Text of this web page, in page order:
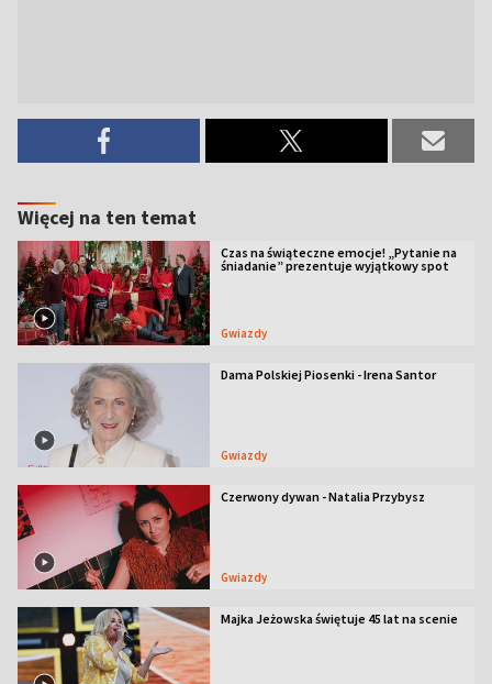
Więcej na ten temat
Czas na świąteczne emocje! „Pytanie na
śniadanie” prezentuje wyjątkowy spot
Gwiazdy
Dama Polskiej Piosenki - Irena Santor
Gwiazdy
Czerwony dywan - Natalia Przybysz
Gwiazdy
Majka Jeżowska świętuje 45 lat na scenie